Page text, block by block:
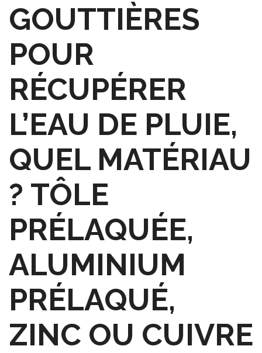
GOUTTIÈRES
POUR
RÉCUPÉRER
L’EAU DE PLUIE,
QUEL MATÉRIAU
? TÔLE
PRÉLAQUÉE,
ALUMINIUM
PRÉLAQUÉ,
ZINC OU CUIVRE